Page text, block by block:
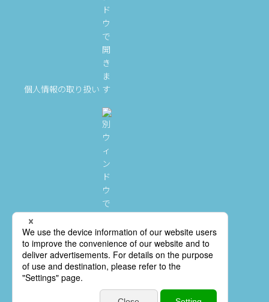
個人情報の取り扱い
クレジットポリシー
「加盟店情報交換制度」に関するご案内